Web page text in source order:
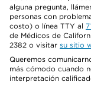
alguna pregunta,
personas con
costo) o línea TTY al
de Médicos de
2382 o visitar su sitio
Queremos
más cómodo cuando
interpretación